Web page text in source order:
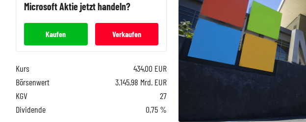
MicrosoftAktie jetzt handeln?
Kaufen Verkaufen
Kurs 434,00 EUR
Börsenwert
3.145,98 Mrd. EUR
KGV
27
Dividende
0,75 %